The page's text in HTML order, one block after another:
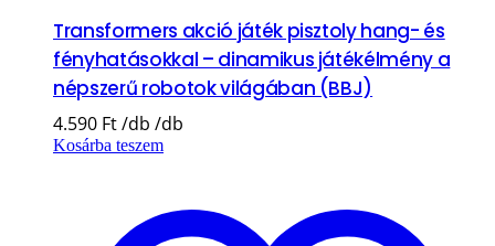
Transformers akció játék pisztoly hang- és
fényhatásokkal – dinamikus játékélmény a
népszerű robotok világában (BBJ)
4.590 Ft
Kosárba teszem